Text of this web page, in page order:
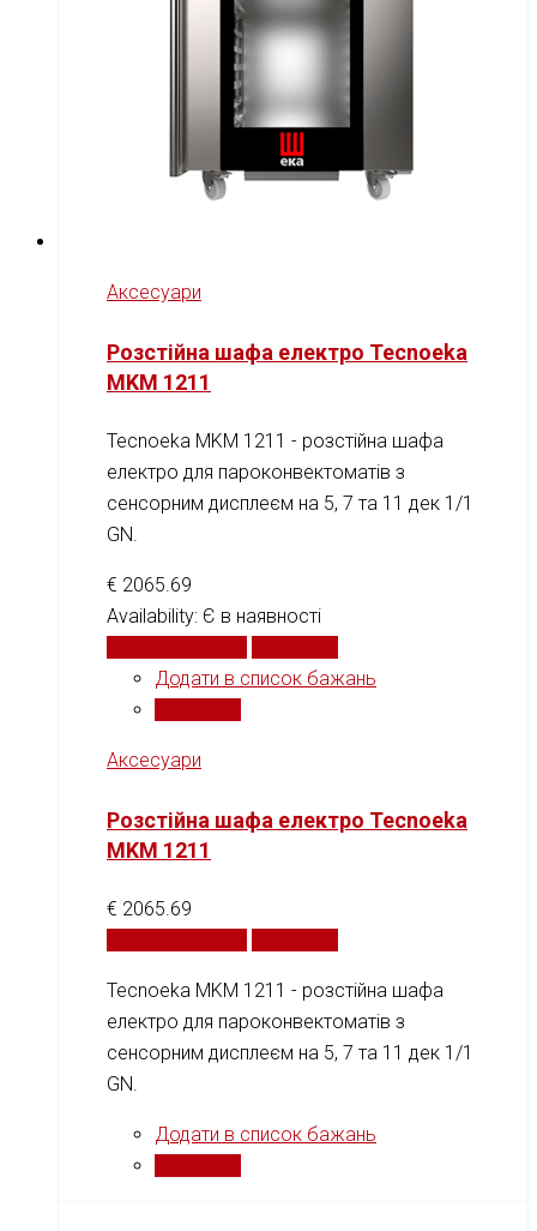
Аксесуари
Розстійна шафа електро Tecnoeka
MKM 1211
Tecnoeka MKM 1211 - розстійна шафа
електро для пароконвектоматів з
сенсорним дисплеєм на 5, 7 та 11 дек 1/1
GN.
€ 2065.69
Availability: Є в наявності
Додати в список бажань
Аксесуари
Розстійна шафа електро Tecnoeka
MKM 1211
€ 2065.69
Tecnoeka MKM 1211 - розстійна шафа
електро для пароконвектоматів з
сенсорним дисплеєм на 5, 7 та 11 дек 1/1
GN.
Додати в список бажань